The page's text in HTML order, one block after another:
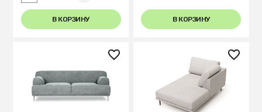
В КОРЗИНУ В КОРЗИНУ